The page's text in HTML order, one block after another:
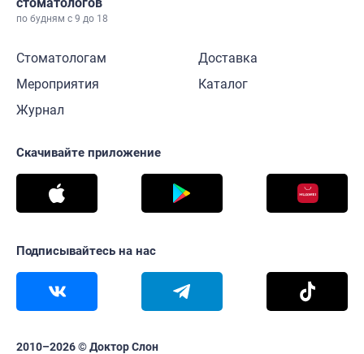
по будням с 9 до 18
Стоматологам
Мероприятия
Журнал
Доставка
Каталог
Скачивайте приложение
Подписывайтесь на нас
2010–2026 © Доктор Слон